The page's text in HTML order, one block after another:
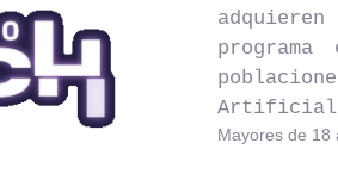
Artificial,
Mayores de 18